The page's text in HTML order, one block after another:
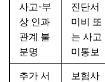
사고-부
상 인과
관계 불
분명
진단서
미비 또
는 사고
미통보
추가 서
보험사